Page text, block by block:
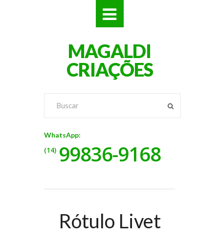
MAGALDI
CRIAÇÕES
WhatsApp:
(14) 99836-9168
Rótulo Livet